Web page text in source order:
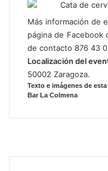
Más información de
página de Facebook
de contacto 876 43
Localización del
50002 Zaragoza.
Texto e imágenes de
Bar La Colmena